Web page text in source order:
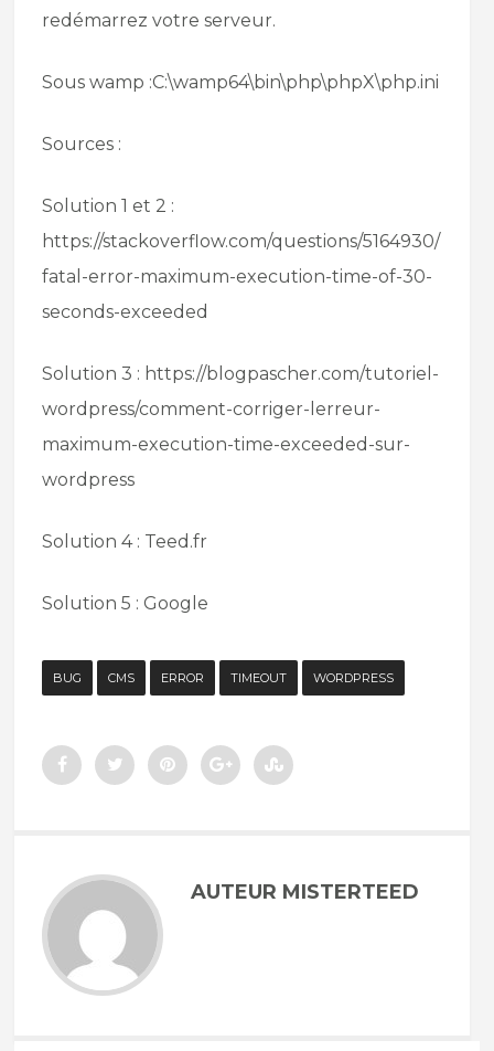
redémarrez votre serveur.
Sous wamp :C:\wamp64\bin\php\phpX\php.ini
Sources :
Solution 1 et 2 :
https://stackoverflow.com/questions/5164930/
fatal-error-maximum-execution-time-of-30-
seconds-exceeded
Solution 3 : https://blogpascher.com/tutoriel-
wordpress/comment-corriger-lerreur-
maximum-execution-time-exceeded-sur-
wordpress
Solution 4 : Teed.fr
Solution 5 : Google
BUG CMS ERROR TIMEOUT WORDPRESS
AUTEUR MISTERTEED